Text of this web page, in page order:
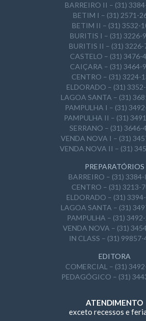
BARREIRO II – (31)
BETIM I – (31) 2571-
BETIM II – (31) 3532-
BURITIS I – (31) 3226-
BURITIS II – (31) 3226-
CASTELO – (31) 3476-
CAIÇARA – (31) 3464-
CENTRO – (31) 3224-
ELDORADO – (31)
LAGOA SANTA – (31)
PAMPULHA I – (31)
PAMPULHA II – (31)
SERRANO – (31) 3646-
VENDA NOVA I – (31)
VENDA NOVA II – (31)
PREPARATÓRIOS
BARREIRO – (31)
CENTRO – (31) 3213-
ELDORADO – (31)
LAGOA SANTA – (31)
PAMPULHA – (31)
VENDA NOVA – (31)
IN CLASS – (31)
EDITORA
COMERCIAL – (31)
PEDAGÓGICO – (31)
ATENDIMENTO
exceto recessos e